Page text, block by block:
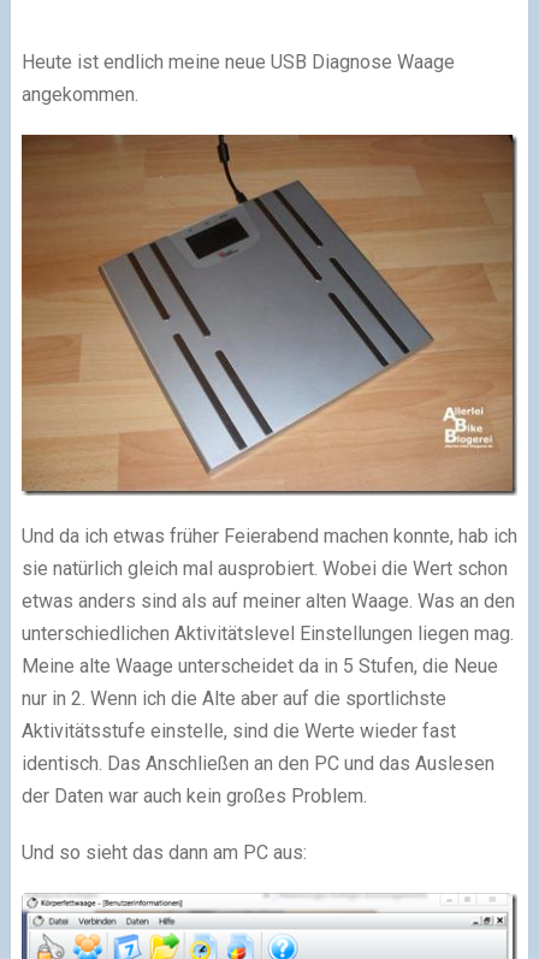
Heute ist endlich meine neue USB Diagnose Waage
angekommen.
Und da ich etwas früher Feierabend machen konnte, hab ich
sie natürlich gleich mal ausprobiert. Wobei die Wert schon
etwas anders sind als auf meiner alten Waage. Was an den
unterschiedlichen Aktivitätslevel Einstellungen liegen mag.
Meine alte Waage unterscheidet da in 5 Stufen, die Neue
nur in 2. Wenn ich die Alte aber auf die sportlichste
Aktivitätsstufe einstelle, sind die Werte wieder fast
identisch. Das Anschließen an den PC und das Auslesen
der Daten war auch kein großes Problem.
Und so sieht das dann am PC aus: